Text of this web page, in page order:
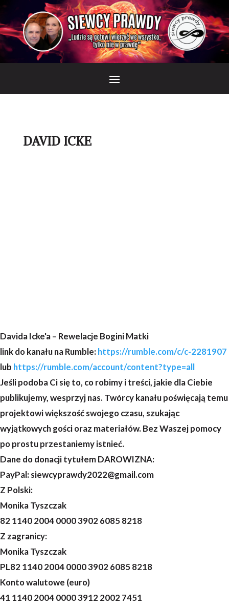
DAVID ICKE
Davida Icke'a – Rewelacje Bogini Matki
link do kanału na Rumble: https://rumble.com/c/c-2281907
lub https://rumble.com/account/content?type=all
Jeśli podoba Ci się to, co robimy i treści, jakie dla Ciebie
publikujemy, wesprzyj nas. Twórcy kanału poświęcają temu
projektowi większość swojego czasu, szukając
wyjątkowych gości oraz materiałów. Bez Waszej pomocy
po prostu przestaniemy istnieć.
Dane do donacji tytułem DAROWIZNA:
PayPal: siewcyprawdy2022@gmail.com
Z Polski:
Monika Tyszczak
82 1140 2004 0000 3902 6085 8218
Z zagranicy:
Monika Tyszczak
PL82 1140 2004 0000 3902 6085 8218
Konto walutowe (euro)
41 1140 2004 0000 3912 2002 7451